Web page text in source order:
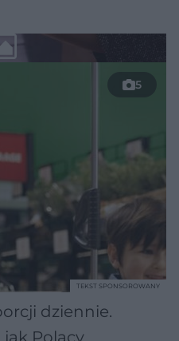
5
dziennie.
TEKST SPONSOROWANY